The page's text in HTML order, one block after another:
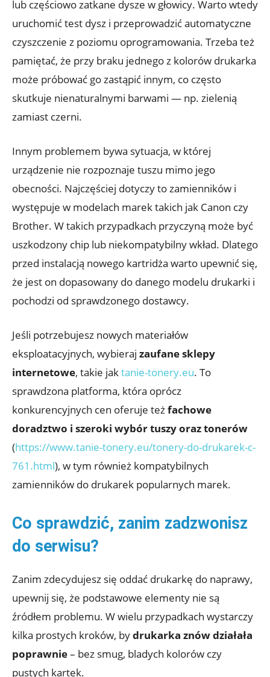
lub częściowo zatkane dysze w głowicy. Warto wtedy
uruchomić test dysz i przeprowadzić automatyczne
czyszczenie z poziomu oprogramowania. Trzeba też
pamiętać, że przy braku jednego z kolorów drukarka
może próbować go zastąpić innym, co często
skutkuje nienaturalnymi barwami — np. zielenią
zamiast czerni.
Innym problemem bywa sytuacja, w której
urządzenie nie rozpoznaje tuszu mimo jego
obecności. Najczęściej dotyczy to zamienników i
występuje w modelach marek takich jak Canon czy
Brother. W takich przypadkach przyczyną może być
uszkodzony chip lub niekompatybilny wkład. Dlatego
przed instalacją nowego kartridża warto upewnić się,
że jest on dopasowany do danego modelu drukarki i
pochodzi od sprawdzonego dostawcy.
Jeśli potrzebujesz nowych materiałów
eksploatacyjnych, wybieraj zaufane sklepy
internetowe, takie jaktanie-tonery.eu. To
sprawdzona platforma, która oprócz
konkurencyjnych cen oferuje teżfachowe
doradztwo i szeroki wybór tuszy oraz tonerów
(https://www.tanie-tonery.eu/tonery-do-drukarek-c-
761.html), w tym również kompatybilnych
zamienników do drukarek popularnych marek.
Co sprawdzić, zanim zadzwonisz
do serwisu?
Zanim zdecydujesz się oddać drukarkę do naprawy,
upewnij się, że podstawowe elementy nie są
źródłem problemu. W wielu przypadkach wystarczy
kilka prostych kroków, bydrukarka znów działała
poprawnie– bez smug, bladych kolorów czy
pustych kartek.